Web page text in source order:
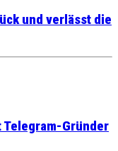
und verlässt die
Telegram-Gründer